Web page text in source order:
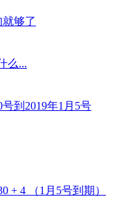
就够了
么...
号到2019年1月5号
+ 4 （1月5号到期）